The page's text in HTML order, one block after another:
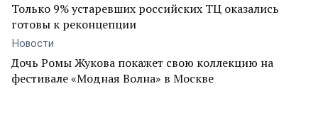
Только 9% устаревших российских ТЦ оказались
готовы к реконцепции
Новости
Дочь Ромы Жукова покажет свою коллекцию на
фестивале «Модная Волна» в Москве